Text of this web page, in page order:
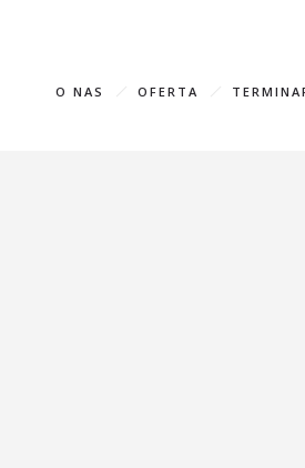
O NAS OFERTA